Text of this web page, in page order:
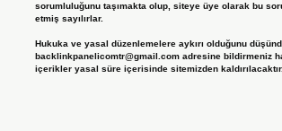
sorumluluğunu taşımakta olup, siteye üye olarak bu
etmiş sayılırlar.
Hukuka ve yasal düzenlemelere aykırı olduğunu
backlinkpanelicomtr@gmail.comadresine bildirmeniz
içerikler yasal süre içerisinde sitemizden kaldırılacaktır.